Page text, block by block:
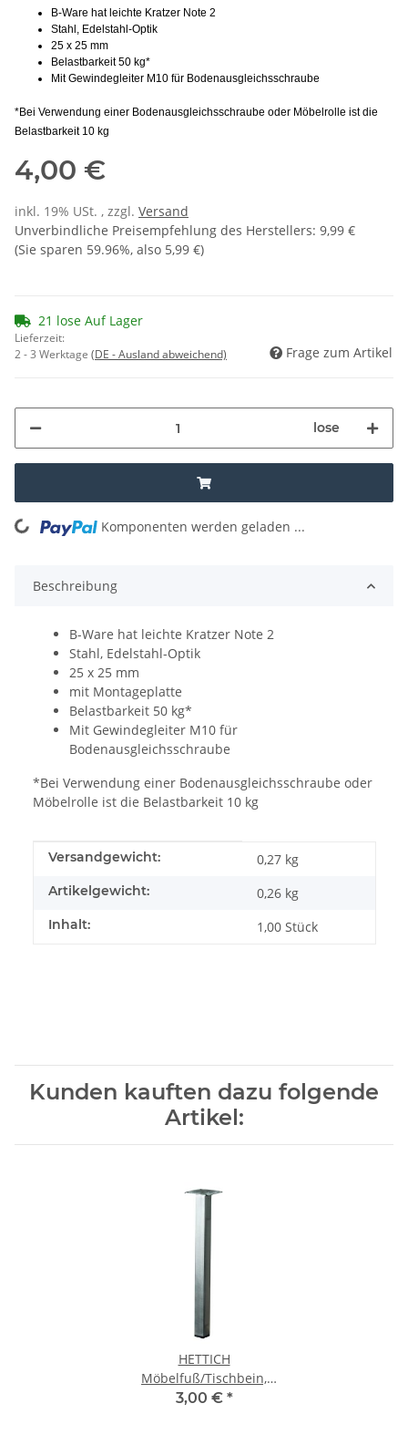
B-Ware hat leichte Kratzer Note 2
Stahl, Edelstahl-Optik
25 x 25 mm
Belastbarkeit 50 kg*
Mit Gewindegleiter M10 für Bodenausgleichsschraube
*Bei Verwendung einer Bodenausgleichsschraube oder Möbelrolle ist die
Belastbarkeit 10 kg
4,00 €
inkl. 19% USt. , zzgl. Versand
Unverbindliche Preisempfehlung des Herstellers: 9,99 €
(Sie sparen 59.96%, also 5,99 €)
21 lose Auf Lager
Lieferzeit:
2 - 3 Werktage (DE - Ausland abweichend) Frage zum Artikel
lose
Loading... Komponenten werden geladen ...
Beschreibung
B-Ware hat leichte Kratzer Note 2
Stahl, Edelstahl-Optik
25 x 25 mm
mit Montageplatte
Belastbarkeit 50 kg*
Mit Gewindegleiter M10 für
Bodenausgleichsschraube
*Bei Verwendung einer Bodenausgleichsschraube oder
Möbelrolle ist die Belastbarkeit 10 kg
Produkteigenschaft
Wert
Versandgewicht: 0,27 kg
Artikelgewicht: 0,26 kg
Inhalt: 1,00 Stück
Kunden kauften dazu folgende
Artikel:
HETTICH
Möbelfuß/Tischbein,
Edelstahl finish, 25 x 25 x
3,00 € *